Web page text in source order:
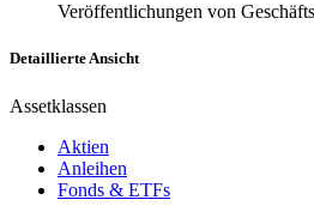
Veröffentlichungen von
Detaillierte Ansicht
Assetklassen
Aktien
Anleihen
Fonds & ETFs